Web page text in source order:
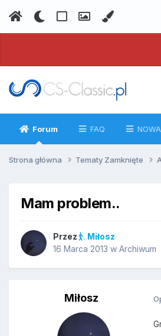
Forum FAQ
Strona główna Tematy Zamknięte
Mam problem..
Przez
Miłosz
16 Marca 2013 w Archiwum
Miłosz